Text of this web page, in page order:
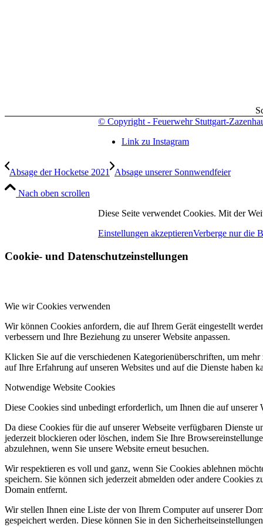
© Copyright - Feuerwehr Stuttgart-
Link zu Instagram
Absage der Hocketse 2021 Absage unserer Sonnwendfeier
Nach oben scrollen
Diese Seite verwendet Cookies. Mit der
Einstellungen akzeptierenVerberge nur die
Cookie- und Datenschutzeinstellungen
Wie wir Cookies verwenden
Wir können Cookies anfordern, die auf Ihrem Gerät eingestellt
verbessern und Ihre Beziehung zu unserer Website anpassen.
Klicken Sie auf die verschiedenen Kategorienüberschriften, um
auf Ihre Erfahrung auf unseren Websites und auf die Dienste haben
Notwendige Website Cookies
Diese Cookies sind unbedingt erforderlich, um Ihnen die auf
Da diese Cookies für die auf unserer Webseite verfügbaren
jederzeit blockieren oder löschen, indem Sie Ihre
abzulehnen, wenn Sie unsere Website erneut besuchen.
Wir respektieren es voll und ganz, wenn Sie Cookies ablehnen
speichern. Sie können sich jederzeit abmelden oder andere Cookies
Domain entfernt.
Wir stellen Ihnen eine Liste der von Ihrem Computer auf unserer
gespeichert werden. Diese können Sie in den